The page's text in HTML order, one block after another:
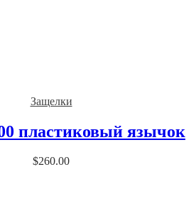
Защелки
пластиковый язычок
$260.00